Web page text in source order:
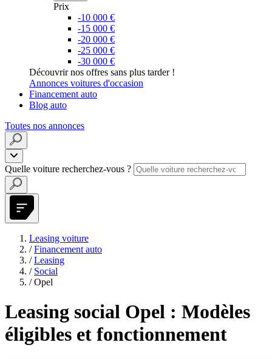
Prix
-10 000 €
-15 000 €
-20 000 €
-25 000 €
-30 000 €
Découvrir nos offres sans plus tarder !
Annonces voitures d'occasion
Financement auto
Blog auto
Toutes nos annonces
Quelle voiture recherchez-vous ?
Leasing voiture
/ Financement auto
/ Leasing
/ Social
/ Opel
Leasing social Opel : Modèles
éligibles et fonctionnement